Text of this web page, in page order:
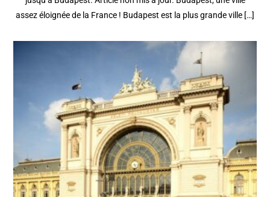
assez éloignée de la France ! Budapest est la plus grande ville […]